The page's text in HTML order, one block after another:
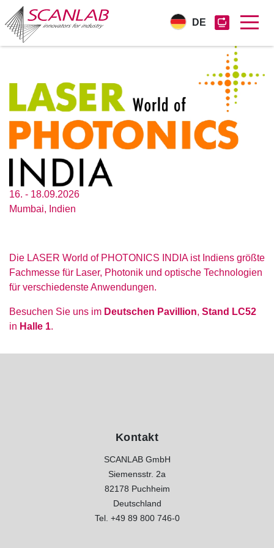
Inhalt
DE
16. - 18.09.2026
Mumbai, Indien
Die LASER World of PHOTONICS INDIA ist Indiens größte
Fachmesse für Laser, Photonik und optische Technologien
für verschiedenste Anwendungen.
Besuchen Sie uns im Deutschen Pavillion, Stand LC52
in Halle 1.
Kontakt
SCANLAB GmbH
Siemensstr. 2a
82178 Puchheim
Deutschland
Tel. +49 89 800 746-0